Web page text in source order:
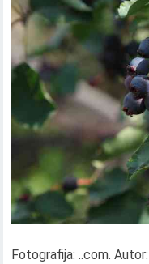
Fotografija: ..com.